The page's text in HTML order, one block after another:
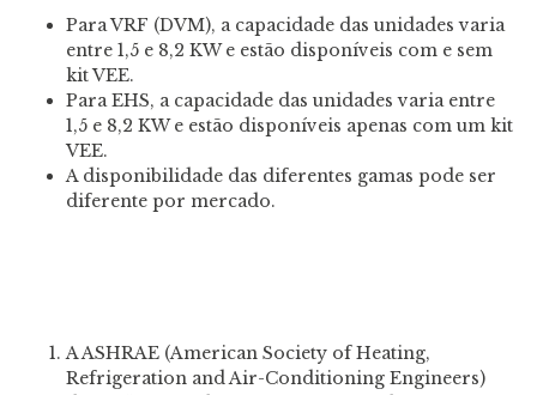
Para VRF (DVM), a capacidade das unidades varia
entre 1,5 e 8,2 KW e estão disponíveis com e sem
kit VEE.
Para EHS, a capacidade das unidades varia entre
1,5 e 8,2 KW e estão disponíveis apenas com um kit
VEE.
A disponibilidade das diferentes gamas pode ser
diferente por mercado.
A ASHRAE (American Society of Heating,
Refrigeration and Air-Conditioning Engineers)